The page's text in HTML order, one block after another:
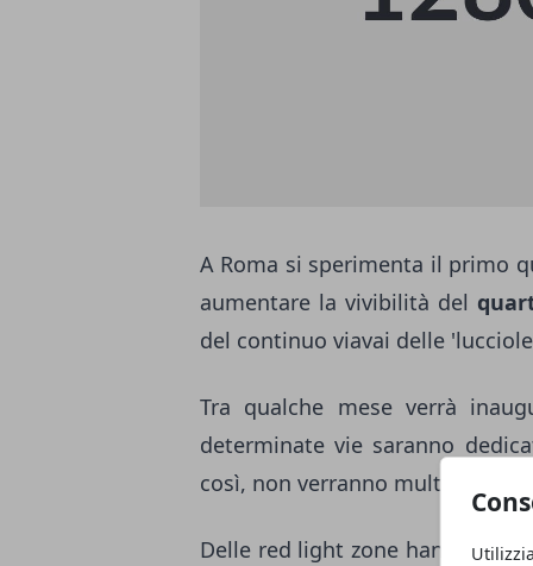
A Roma si sperimenta il primo
aumentare la vivibilità del
del continuo viavai delle
Tra qualche mese verrà
determinate vie saranno
così, non verranno multati.
Delle red light zone hanno